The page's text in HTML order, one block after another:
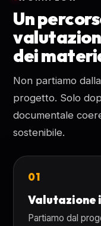
Un
dei
Non partiamo
progetto. Solo
documentale
sostenibile.
01
Valutazione
Partiamo dal